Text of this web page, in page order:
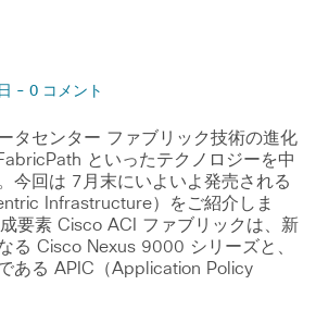
- 0 コメント
タセンター ファブリック技術の進化
といったテクノロジーを中
今回は 7月末にいよいよ発売される
Infrastructure）をご紹介しま
要素 Cisco ACI ファブリックは、新
る Cisco Nexus 9000 シリーズと、
ある APIC（Application Policy